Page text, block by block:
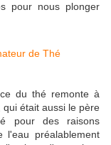
pour nous plonger
du thé remonte à
était aussi le père
pour des raisons
l'eau préalablement